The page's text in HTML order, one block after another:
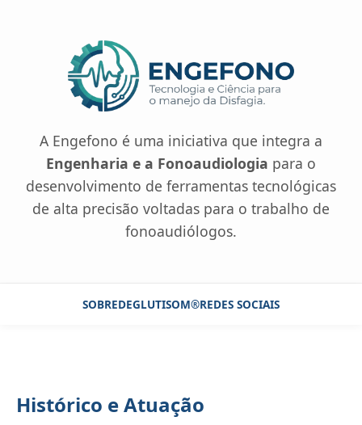
A Engefono é uma iniciativa que integra a
Engenharia e a Fonoaudiologia para o
desenvolvimento de ferramentas tecnológicas
de alta precisão voltadas para o trabalho de
fonoaudiólogos.
SOBREDEGLUTISOM®REDES SOCIAIS
Histórico e Atuação